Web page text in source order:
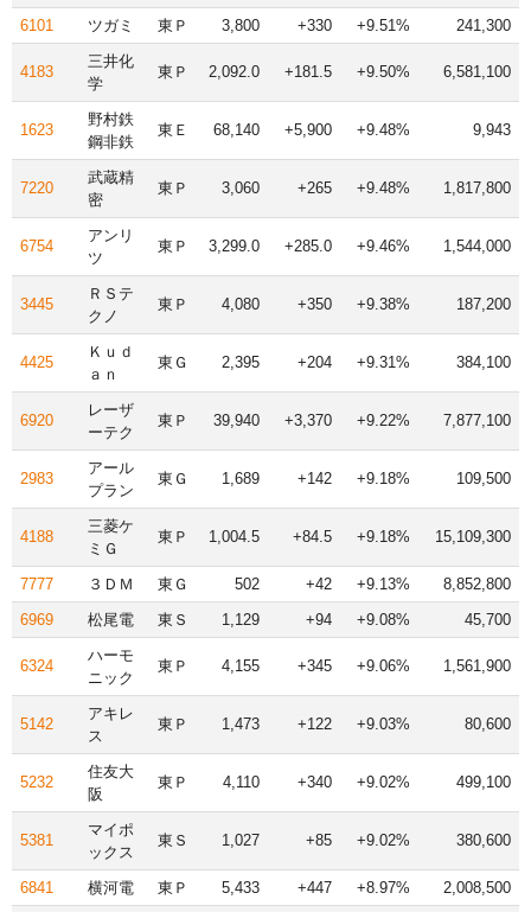
6101
ツガミ 東Ｐ 3,800 +330 +9.51% 241,300
4183
三井化
学
東Ｐ 2,092.0 +181.5 +9.50% 6,581,100
1623
野村鉄
鋼非鉄
東Ｅ 68,140 +5,900 +9.48% 9,943
7220
武蔵精
密
東Ｐ 3,060 +265 +9.48% 1,817,800
6754
アンリ
ツ
東Ｐ 3,299.0 +285.0 +9.46% 1,544,000
3445
ＲＳテ
クノ
東Ｐ 4,080 +350 +9.38% 187,200
4425
Ｋｕｄ
ａｎ
東Ｇ 2,395 +204 +9.31% 384,100
6920
レーザ
ーテク
東Ｐ 39,940 +3,370 +9.22% 7,877,100
2983
アール
プラン
東Ｇ 1,689 +142 +9.18% 109,500
4188
三菱ケ
ミＧ
東Ｐ 1,004.5 +84.5 +9.18% 15,109,300
7777 ３ＤＭ 東Ｇ 502 +42 +9.13%
8,852,800
6969
松尾電 東Ｓ 1,129 +94 +9.08% 45,700
6324
ハーモ
ニック
東Ｐ 4,155 +345 +9.06% 1,561,900
5142
アキレ
ス
東Ｐ 1,473 +122 +9.03% 80,600
5232
住友大
阪
東Ｐ 4,110 +340 +9.02% 499,100
5381
マイポ
ックス
東Ｓ 1,027 +85 +9.02% 380,600
6841 横河電 東Ｐ 5,433 +447 +8.97% 2,008,500